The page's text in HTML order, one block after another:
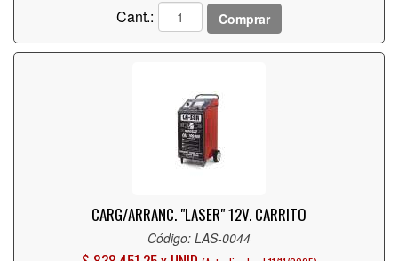
Cant.: Comprar
CARG/ARRANC. "LASER"12V. CARRITO
Código: LAS-0044